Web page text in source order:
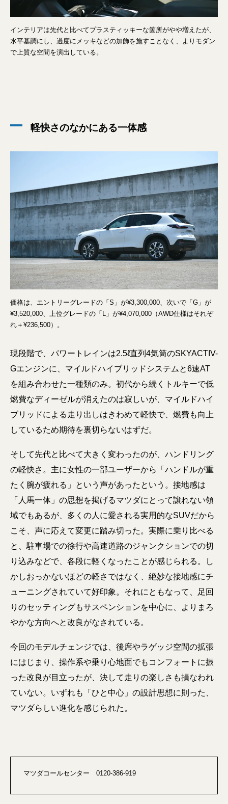
インテリアは先代と比べてプラスティッキーな箇所がやや増えたが、
水平基調にし、過度にメッキなどの加飾を施すことなく、よりモダン
で上質な空間を演出している。
軽快さのなかにある一体感
価格は、エントリーグレードの「S」が¥3,300,000、次いで「G」が
¥3,520,000、上位グレードの「L」が¥4,070,000（AWD仕様はそれぞ
れ＋¥236,500）。
現段階で、パワートレインは2.5ℓ直列4気筒のSKYACTIV-
Gエンジンに、マイルドハイブリッドシステムと6速AT
を組み合わせた一種類のみ。初代から続くトルキーで低
燃費なディーゼルが消えたのは寂しいが、マイルドハイ
ブリッドによる走り出しはきわめて軽快で、燃費も向上
しているため期待を裏切らないはずだ。
そして先代と比べて大きく変わったのが、ハンドリング
の軽快さ。主に女性の一部ユーザーから「ハンドルが重
たく腕が疲れる」という声があったという。接地感は
「人馬一体」の思想を掲げるマツダにとって譲れない領
域でもあるが、多くの人に愛される実用的なSUVだから
こそ、声に応えて変更に踏み切った。実際に乗り比べる
と、駐車場での徐行や高速道路のジャンクションでの切
り込みなどで、各段に軽くなったことが感じられる。し
かしおっかないほどの軽さではなく、絶妙な接地感にチ
ューニングされていて好印象。それにともなって、足回
りのセッティングもサスペンションを中心に、よりまろ
やかな方向へと改良がなされている。
今回のモデルチェンジでは、後席やラゲッジ空間の拡張
にはじまり、操作系や乗り心地面でもコンフォートに振
った改良が目立ったが、決して走りの楽しさも損なわれ
ていない。いずれも「ひと中心」の設計思想に則った、
マツダらしい進化を感じられた。
マツダコールセンター 0120-386-919